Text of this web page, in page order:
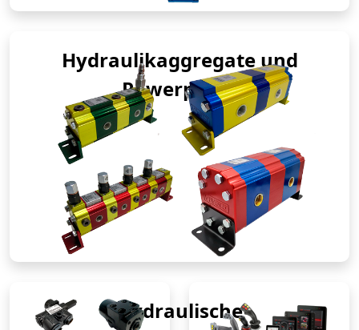
Hydraulikaggregate und
Powerpacks
Hydraulische